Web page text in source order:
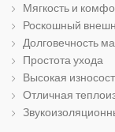
Мягкость и
Роскошный
Долговечность
Простота ухода
Высокая
Отличная